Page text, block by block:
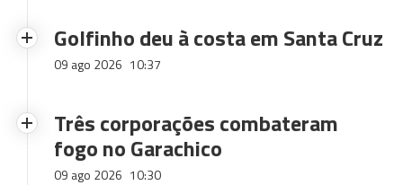
Golfinho deu à costa em Santa Cruz
09 ago 2026 10:37
Três corporações combateram
fogo no Garachico
09 ago 2026 10:30